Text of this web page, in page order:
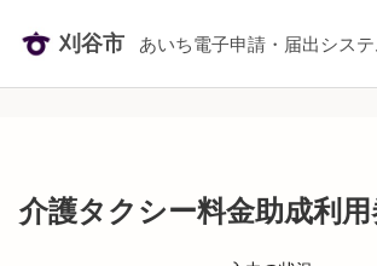
刈谷市 あいち電子申請・届出シス
介護タクシー料金助成利